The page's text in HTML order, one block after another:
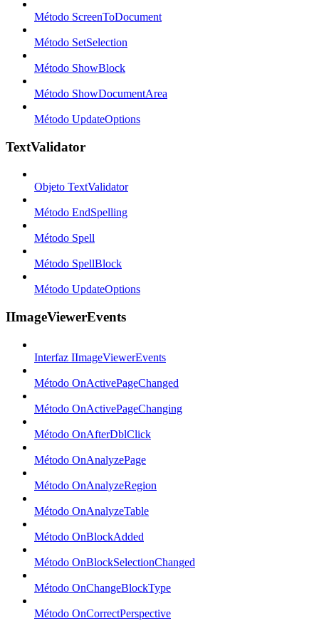
Método ScreenToDocument
Método SetSelection
Método ShowBlock
Método ShowDocumentArea
Método UpdateOptions
TextValidator
Objeto TextValidator
Método EndSpelling
Método Spell
Método SpellBlock
Método UpdateOptions
IImageViewerEvents
Interfaz IImageViewerEvents
Método OnActivePageChanged
Método OnActivePageChanging
Método OnAfterDblClick
Método OnAnalyzePage
Método OnAnalyzeRegion
Método OnAnalyzeTable
Método OnBlockAdded
Método OnBlockSelectionChanged
Método OnChangeBlockType
Método OnCorrectPerspective